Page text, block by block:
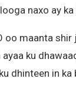
naxo ay
oo maanta shir
ku
dhinteen in